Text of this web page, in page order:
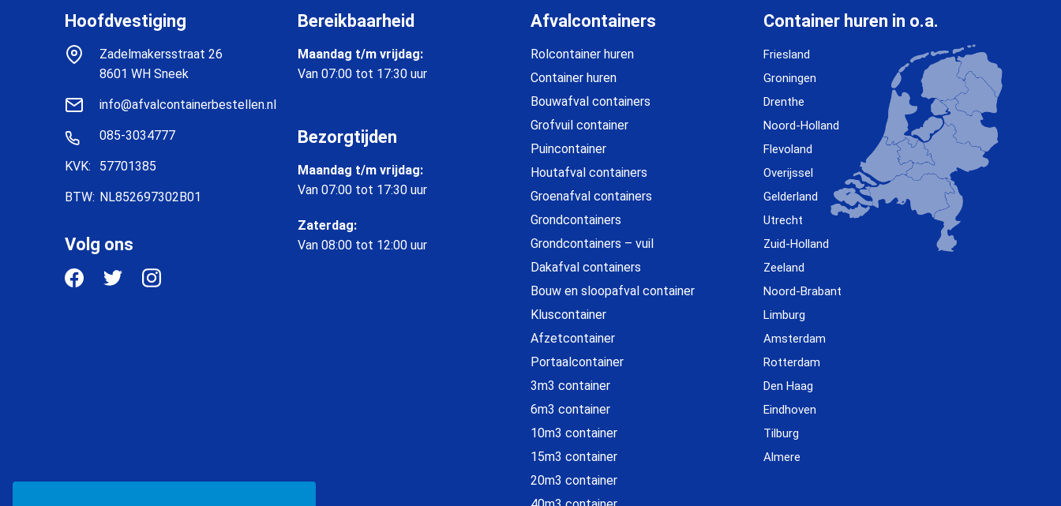
Hoofdvestiging
Zadelmakersstraat 26
8601 WH Sneek
info@afvalcontainerbestellen.nl
085-3034777
KVK: 57701385
BTW: NL852697302B01
Volg ons
Bereikbaarheid
Maandag t/m vrijdag:
Van 07:00 tot 17:30 uur
Bezorgtijden
Maandag t/m vrijdag:
Van 07:00 tot 17:30 uur
Zaterdag:
Van 08:00 tot 12:00 uur
Afvalcontainers
Rolcontainer huren
Container huren
Bouwafval containers
Grofvuil container
Puincontainer
Houtafval containers
Groenafval containers
Grondcontainers
Grondcontainers – vuil
Dakafval containers
Bouw en sloopafval container
Kluscontainer
Afzetcontainer
Portaalcontainer
3m3 container
6m3 container
10m3 container
15m3 container
20m3 container
Container huren in o.a.
Friesland
Groningen
Drenthe
Noord-Holland
Flevoland
Overijssel
Gelderland
Utrecht
Zuid-Holland
Zeeland
Noord-Brabant
Limburg
Amsterdam
Rotterdam
Den Haag
Eindhoven
Tilburg
Almere